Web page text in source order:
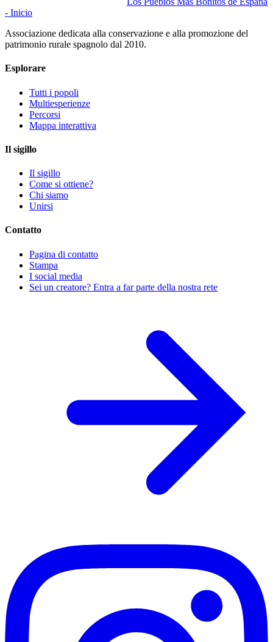
- Inicio
Associazione dedicata alla conservazione e alla promozione del
patrimonio rurale spagnolo dal 2010.
Esplorare
Tutti i popoli
Multiesperienze
Percorsi
Mappa interattiva
Il sigillo
Il sigillo
Come si ottiene?
Chi siamo
Unirsi
Contatto
Pagina di contatto
Stampa
I social media
Sei un creatore? Entra a far parte della nostra rete